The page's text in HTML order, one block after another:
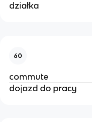
działka
60
commute
dojazd do pracy